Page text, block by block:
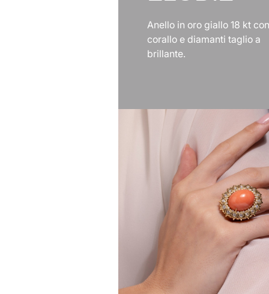
Anello in oro giallo 18 kt con
corallo e diamanti taglio a
brillante.